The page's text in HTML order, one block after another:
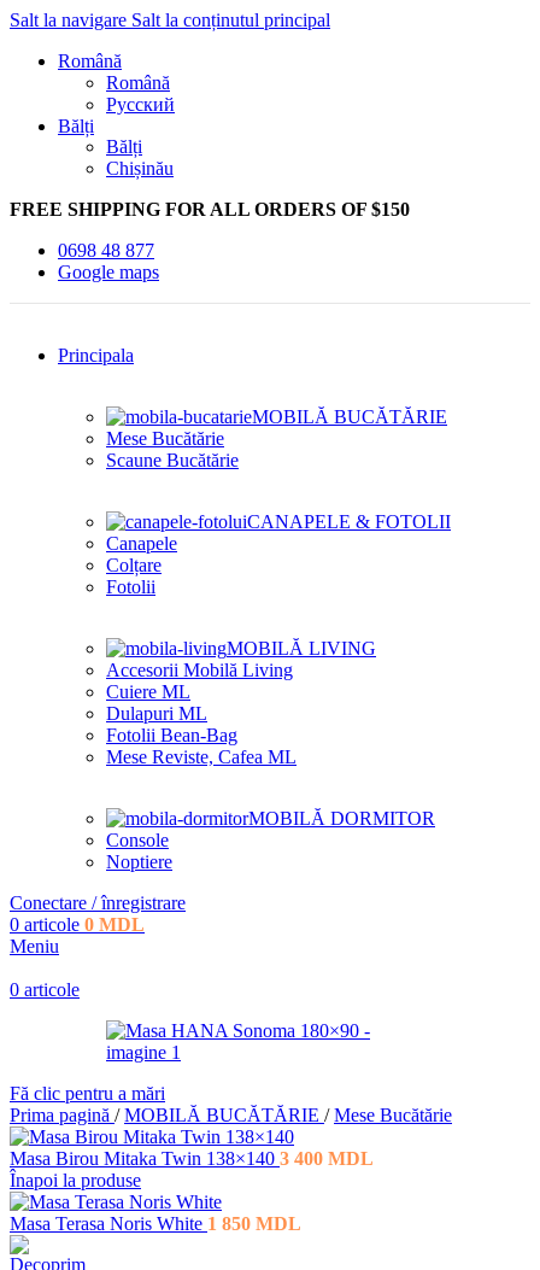
Salt la navigare Salt la conținutul principal
Română
Română
Русский
Bălți
Bălți
Chișinău
FREE SHIPPING FOR ALL ORDERS OF $150
0698 48 877
Google maps
Principala
MOBILĂ BUCĂTĂRIE
Mese Bucătărie
Scaune Bucătărie
CANAPELE & FOTOLII
Canapele
Colțare
Fotolii
MOBILĂ LIVING
Accesorii Mobilă Living
Cuiere ML
Dulapuri ML
Fotolii Bean-Bag
Mese Reviste, Cafea ML
MOBILĂ DORMITOR
Console
Noptiere
Conectare / înregistrare
0 articole 0 MDL
Meniu
0 articole
Fă clic pentru a mări
Prima pagină / MOBILĂ BUCĂTĂRIE / Mese Bucătărie
Masa Birou Mitaka Twin 138×140 3 400 MDL
Înapoi la produse
Masa Terasa Noris White 1 850 MDL